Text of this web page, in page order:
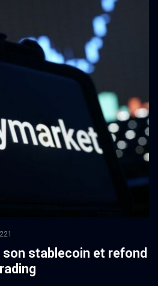
221
son stablecoin et refond